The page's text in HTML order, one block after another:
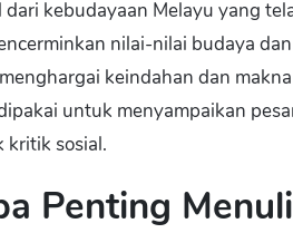
dari kebudayaan Melayu yang
nilai-nilai budaya
keindahan dan
untuk menyampaikan
kritik sosial.
Penting